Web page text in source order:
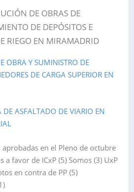
DE OBRAS DE
DE DEPÓSITOS E
RIEGO EN MIRAMADRID
OBRA Y SUMINISTRO DE
DE CARGA SUPERIOR EN
DE ASFALTADO DE VIARIO EN
en el Pleno de octubre
a favor de ICxP (5) Somos (3) UxP
en contra de PP (5)